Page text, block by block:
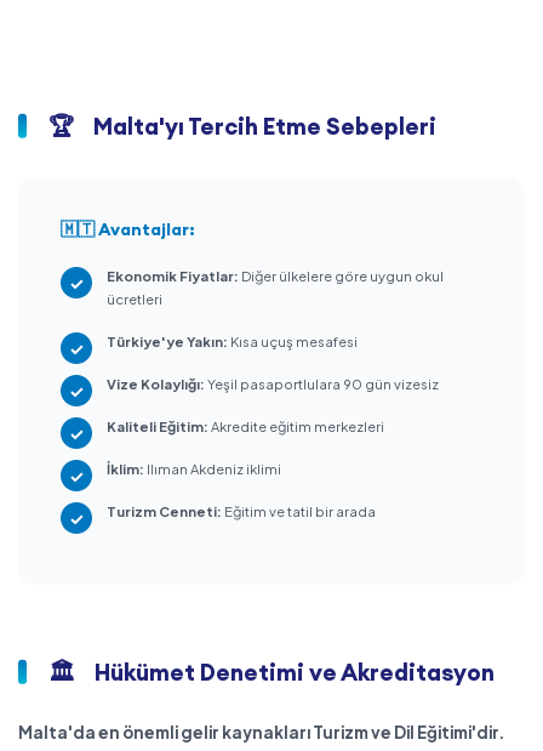
🏆 Malta'yı Tercih Etme Sebepleri
🇲🇹 Avantajlar:
Ekonomik Fiyatlar: Diğer ülkelere göre uygun okul
ücretleri
Türkiye'ye Yakın: Kısa uçuş mesafesi
Vize Kolaylığı: Yeşil pasaportlulara 90 gün vizesiz
Kaliteli Eğitim: Akredite eğitim merkezleri
İklim: Ilıman Akdeniz iklimi
Turizm Cenneti: Eğitim ve tatil bir arada
🏛️ Hükümet Denetimi ve Akreditasyon
Malta'da en önemli gelir kaynakları Turizm ve Dil Eğitimi'dir.